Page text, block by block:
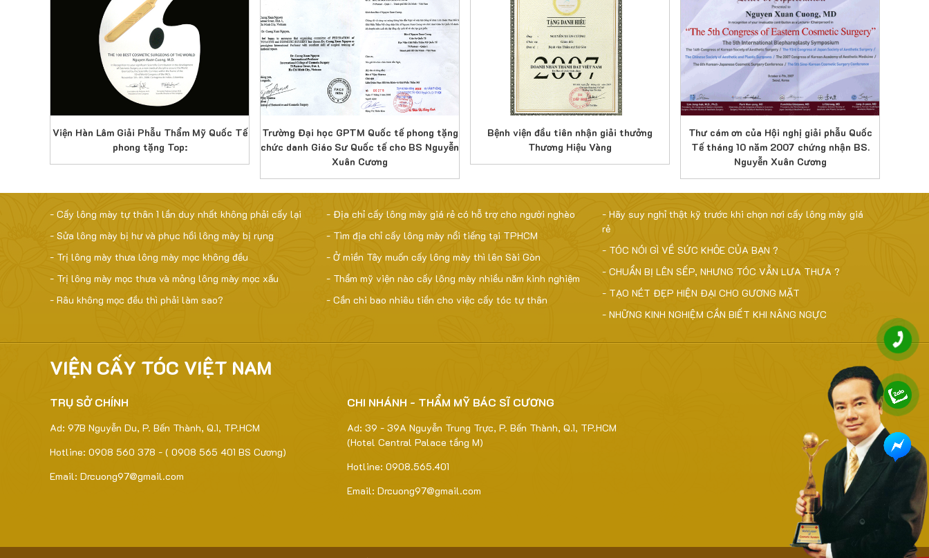
Viện Hàn Lâm Giải Phẫu Thẩm Mỹ Quốc Tế
phong tặng Top:
Trường Đại học GPTM Quốc tế phong tặng
chức danh Giáo Sư Quốc tế cho BS Nguyễn
Xuân Cương
Bệnh viện đầu tiên nhận giải thưởng
Thương Hiệu Vàng
Thư cám ơn của Hội nghị giải phẫu Quốc
Tế tháng 10 năm 2007 chứng nhận BS.
Nguyễn Xuân Cương
- Cấy lông mày tự thân 1 lần duy nhất không phải cấy lại
- Sửa lông mày bị hư và phục hồi lông mày bị rụng
- Trị lông mày thưa lông mày mọc không đều
- Trị lông mày mọc thưa và mỏng lông mày mọc xấu
- Râu không mọc đều thì phải làm sao?
- Địa chỉ cấy lông mày giá rẻ có hỗ trợ cho người nghèo
- Tìm địa chỉ cấy lông mày nổi tiếng tại TPHCM
- Ở miền Tây muốn cấy lông mày thì lên Sài Gòn
- Thẩm mỹ viện nào cấy lông mày nhiều năm kinh nghiệm
- Cần chi bao nhiêu tiền cho việc cấy tóc tự thân
- Hãy suy nghỉ thật kỹ trước khi chọn nơi cấy lông mày giá
rẻ
- TÓC NÓI GÌ VỀ SỨC KHỎE CỦA BẠN ?
- CHUẨN BỊ LÊN SẾP, NHƯNG TÓC VẪN LƯA THƯA ?
- TẠO NÉT ĐẸP HIỆN ĐẠI CHO GƯƠNG MẶT
- NHỮNG KINH NGHIỆM CẦN BIẾT KHI NÂNG NGỰC
VIỆN CẤY TÓC VIỆT NAM
TRỤ SỞ CHÍNH
Ad: 97B Nguyễn Du, P. Bến Thành, Q.1, TP.HCM
Hotline: 0908 560 378 - ( 0908 565 401 BS Cương)
Email: Drcuong97@gmail.com
CHI NHÁNH - THẨM MỸ BÁC SĨ CƯƠNG
Ad: 39 - 39A Nguyễn Trung Trực, P. Bến Thành, Q.1, TP.HCM
(Hotel Central Palace tầng M)
Hotline: 0908.565.401
Email: Drcuong97@gmail.com